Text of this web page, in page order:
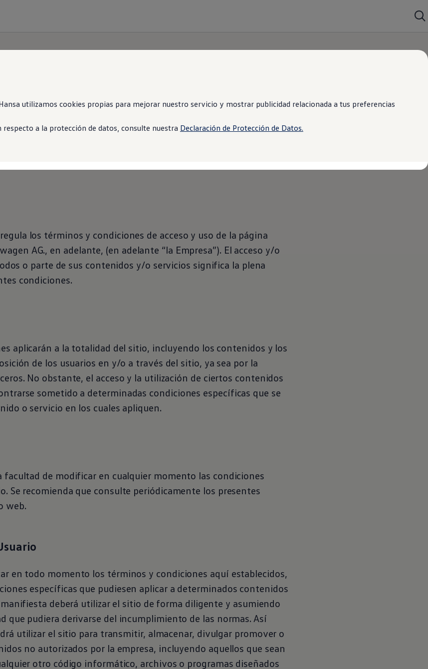
utilizamos cookies propias para mejorar nuestro servicio y mostrar publicidad relacionada a tus preferencias
respecto a la protección de datos, consulte nuestra Declaración de Protección de Datos.
Términos legales
los términos y condiciones de acceso y uso de la página
AG., en adelante, (en adelante “la Empresa”). El acceso y/o
o parte de sus contenidos y/o servicios significa la plena
condiciones.
aplicarán a la totalidad del sitio, incluyendo los contenidos y los
de los usuarios en y/o a través del sitio, ya sea por la
No obstante, el acceso y la utilización de ciertos contenidos
sometido a determinadas condiciones específicas que se
o servicio en los cuales apliquen.
facultad de modificar en cualquier momento las condiciones
Se recomienda que consulte periódicamente los presentes
web.
en todo momento los términos y condiciones aquí establecidos,
específicas que pudiesen aplicar a determinados contenidos
deberá utilizar el sitio de forma diligente y asumiendo
que pudiera derivarse del incumplimiento de las normas. Así
utilizar el sitio para transmitir, almacenar, divulgar promover o
no autorizados por la empresa, incluyendo aquellos que sean
otro código informático, archivos o programas diseñados